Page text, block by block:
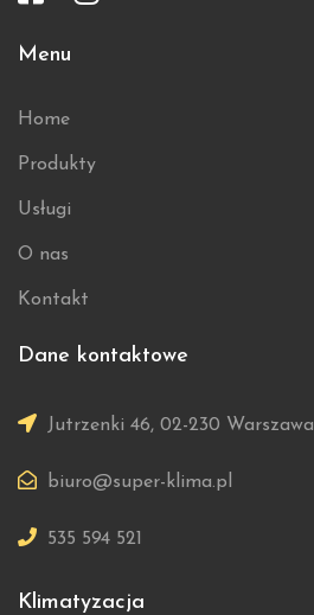
Menu
Home
Produkty
Usługi
O nas
Kontakt
Dane kontaktowe
Jutrzenki 46, 02-230 Warszawa
biuro@super-klima.pl
535 594 521
Klimatyzacja